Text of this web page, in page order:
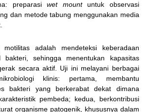
preparasiwet mountuntuk observasi
dan metode tabung menggunakan media
adalah mendeteksi keberadaan
sehingga menentukan kapasitas
secara aktif. Uji ini melayani berbagai
klinis: pertama, membantu
bakteri yang berkerabat dekat dimana
pembeda; kedua, berkontribusi
organisme patogenik, khususnya dalam